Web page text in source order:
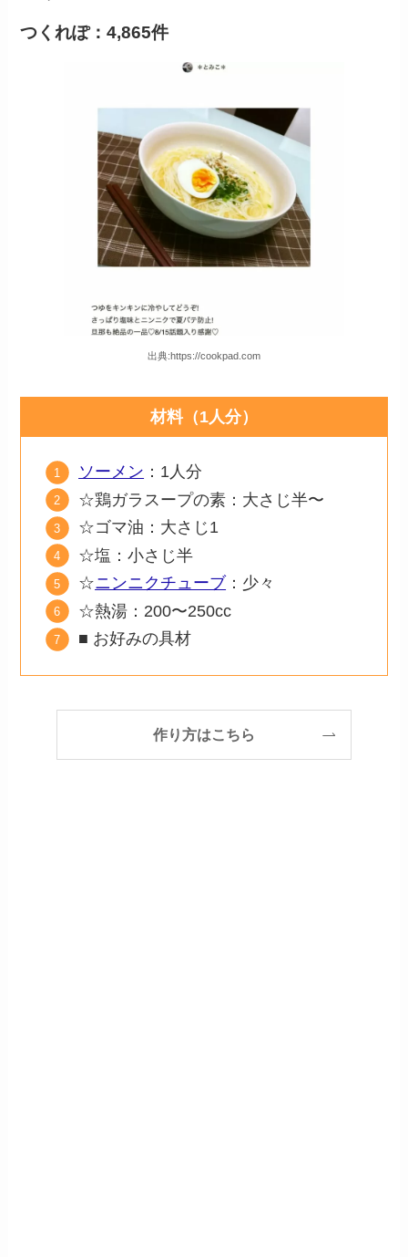
つくれぽ：4,865件
出典:https://cookpad.com
材料（1人分）
ソーメン ：1人分
☆鶏ガラスープの素：大さじ半〜
☆ゴマ油：大さじ1
☆塩：小さじ半
☆ニンニクチューブ ：少々
☆熱湯：200〜250cc
■ お好みの具材
作り方はこちら